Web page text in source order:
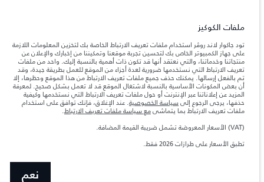
تعكس الأوزان المذكورة مواصفات السيارة القياسية. سوف تؤثر الإكسسوارات وغيرها من
العناصر المثبتة بعد نقطة التصنيع في الحمولة. تأكد من عدم تجاوز الوزن الإجمالي للسيارة
والحمولة.
المعلومات والمواصفات والأسعار والألوان المذكورة على هذا الموقع قد تختلف من بلد إلى
آخر، كما أنّها قد تتغير بدون إشعار مسبق. الرجاء التواصل مع وكيلنا المحلي للتأكد من توفّرها
والتحقق من الأسعار.
ملاحظة مهمة حول الصور والمواصفات. إن النقص العالمي في أشباه الموصلات يؤثر حاليًا
في مواصفات تصميم السيارات وتوفر الخيارات وتوقيتات التصاميم. هذا ظرف ديناميكي
للغاية، ونتيجة لذلك، قد لا تمثّل الصور المستخدَمة ضمن موقع الويب حاليًا المواصفات الحالية
بالكامل بالنسبة إلى الميزات والخيارات والحلية ومجموعات الألوان. يرجى استشارة وكيلك الذي
سيتمكّن من تأكيد أي تقييدات حالية معك للسماح لك باتخاذ قرار مدروس
الأرقام المقدمة هي نتيجة لاختبارات المصنع الرسمية وفقاً لتشريعات الاتحاد الأوروبي. قد
ملفات الكوكيز
تود جاكوار لاند روڤر استخدام ملفات تعريف الارتباط الخاصة بك لتخزين المعلومات اللازمة
على جهاز الكمبيوتر الخاص بك لتحسين تجربة موقعنا وتمكيننا من إخبارك والإعلان عن
منتجاتنا وخدماتنا، والتي نعتقد أنها قد تكون ذات أهمية بالنسبة إليك. واحد من ملفات
تعريف الارتباط التي نستخدمها ضرورية لعدة أجزاء من الموقع للعمل بطريقة جيدة، وقد
تم بالفعل إرسالها. يمكنك حذف جميع ملفات تعريف الارتباط من هذا الموقع وحظرها، إلا
أن بعض المكونات الأساسية بالنسبة لاشتغال الموقع قد لا تعمل بشكل صحيح. لمعرفة
المزيد عن إعلاناتنا عبر الإنترنت أو حول ملفات تعريف الارتباط التي نستخدمها وكيفية
حذفها، يرجى الرجوع إلى سياسة الخصوصية. عند الإغلاق، فإنك توافق على استخدام
ملفات تعريف الارتباط بما يتماشىمع سياسة ملفات تعريف الارتباط.
(VAT) الأسعار المعروضة تشمل ضريبة القيمة المضافة.
تطبق الأسعار على طرازات 2026 فقط.
نعم